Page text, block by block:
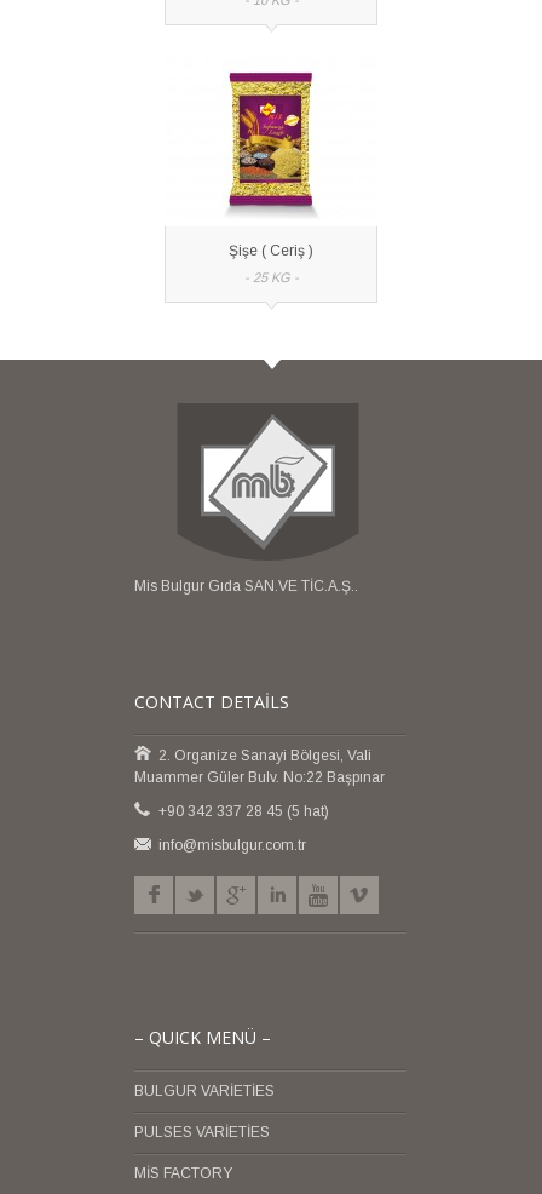
Şişe ( Ceriş )
- 25 KG -
Mis Bulgur Gıda SAN.VE TİC.A.Ş..
CONTACT DETAİLS
2. Organize Sanayi Bölgesi, Vali
Muammer Güler Bulv. No:22 Başpınar
+90 342 337 28 45 (5 hat)
info@misbulgur.com.tr
– QUICK MENÜ –
BULGUR VARİETİES
PULSES VARİETİES
MİS FACTORY